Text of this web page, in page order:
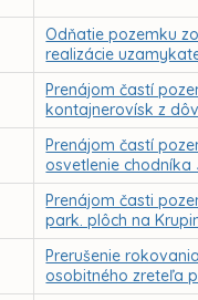
Odňatie pozemku
realizácie
Prenájom častí
kontajnerovísk z
Prenájom častí
osvetlenie chodníka
Prenájom časti
park. plôch na
Prerušenie
osobitného zreteľa